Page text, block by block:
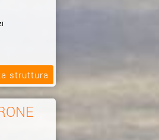
struttura